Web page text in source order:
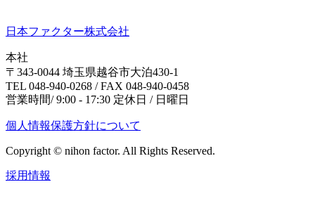
日本ファクター株式会社
本社
〒343-0044 埼玉県越谷市大泊430-1
TEL 048-940-0268 / FAX 048-940-0458
営業時間/ 9:00 - 17:30 定休日 / 日曜日
個人情報保護方針について
Copyright © nihon factor. All Rights Reserved.
採用情報